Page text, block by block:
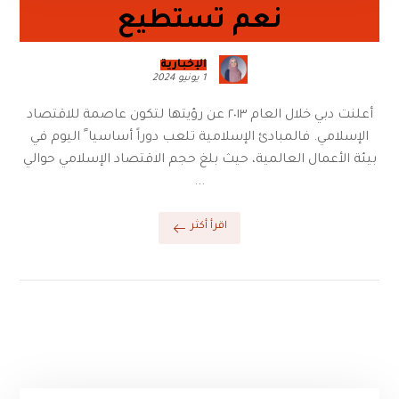
نعم تستطيع
الإخبارية
1 يونيو 2024
أعلنت دبي خلال العام ٢٠١٣ عن رؤيتها لتكون عاصمة للاقتصاد
الإسلامي. فالمبادئ الإسلامية تلعب دوراً أساسيا ً اليوم في
بيئة الأعمال العالمية، حيث بلغ حجم الاقتصاد الإسلامي حوالي
...
اقرأ أكثر